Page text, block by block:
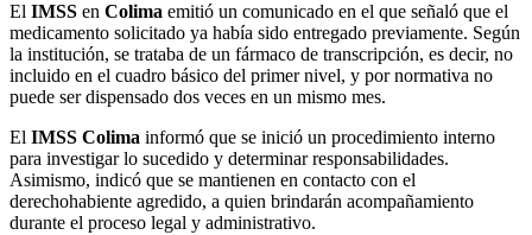
El IMSS en Colima emitió un comunicado en el que señaló que el
medicamento solicitado ya había sido entregado previamente. Según
la institución, se trataba de un fármaco de transcripción, es decir, no
incluido en el cuadro básico del primer nivel, y por normativa no
puede ser dispensado dos veces en un mismo mes.
El IMSS Colima informó que se inició un procedimiento interno
para investigar lo sucedido y determinar responsabilidades.
Asimismo, indicó que se mantienen en contacto con el
derechohabiente agredido, a quien brindarán acompañamiento
durante el proceso legal y administrativo.